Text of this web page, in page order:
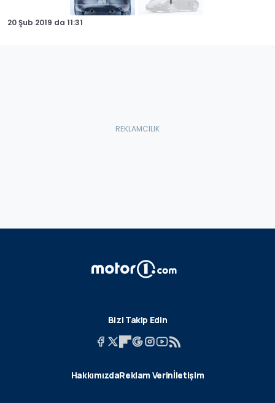
20 Şub 2019 da 11:31
Bizi Takip Edin
HakkımızdaReklam Verinİletişim